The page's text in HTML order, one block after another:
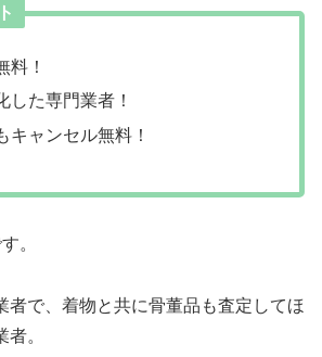
料！
した専門業者！
キャンセル無料！
。
者で、着物と共に骨董品も査定してほ
。